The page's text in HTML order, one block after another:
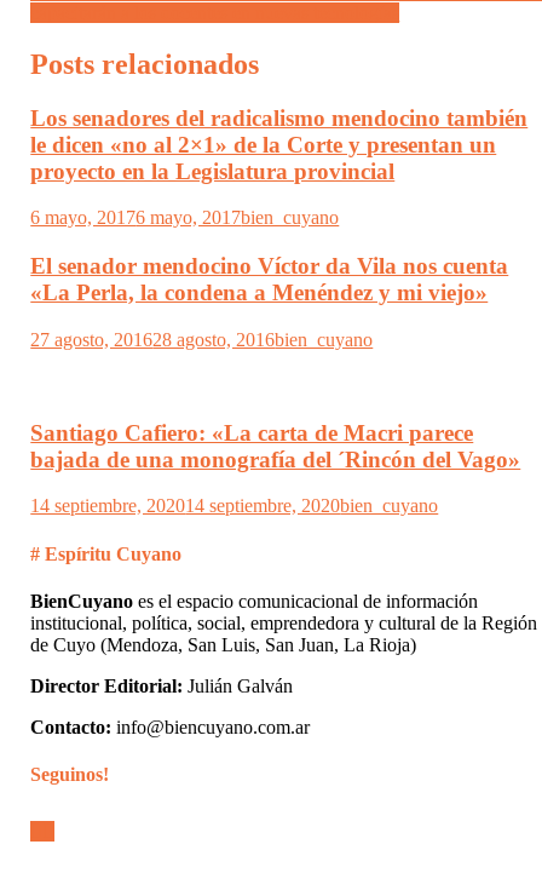
Posts relacionados
Los senadores del radicalismo mendocino también
le dicen «no al 2×1» de la Corte y presentan un
proyecto en la Legislatura provincial
6 mayo, 20176 mayo, 2017bien_cuyano
El senador mendocino Víctor da Vila nos cuenta
«La Perla, la condena a Menéndez y mi viejo»
27 agosto, 201628 agosto, 2016bien_cuyano
Santiago Cafiero: «La carta de Macri parece
bajada de una monografía del ´Rincón del Vago»
14 septiembre, 202014 septiembre, 2020bien_cuyano
# Espíritu Cuyano
BienCuyano es el espacio comunicacional de información
institucional, política, social, emprendedora y cultural de la Región
de Cuyo (Mendoza, San Luis, San Juan, La Rioja)
Director Editorial: Julián Galván
Contacto: info@biencuyano.com.ar
Seguinos!